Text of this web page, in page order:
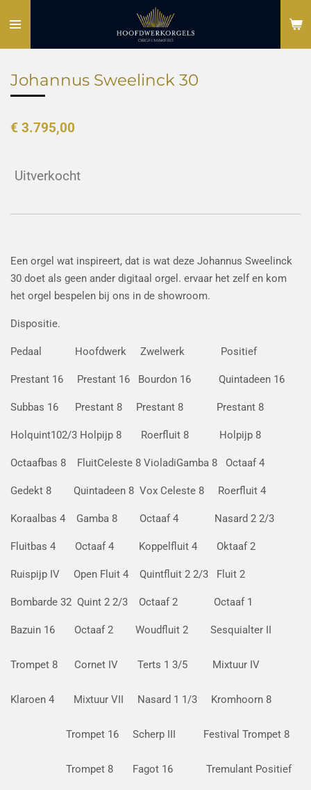
direct
naar
hoofdinhoud
Johannus Sweelinck 30
€ 3.795,00
Uitverkocht
Een orgel wat inspireert, dat is wat deze Johannus Sweelinck
30 doet als geen ander digitaal orgel. ervaar het zelf en kom
het orgel bespelen bij ons in de showroom.
Dispositie.
Pedaal Hoofdwerk Zwelwerk Positief
Prestant 16 Prestant 16 Bourdon 16 Quintadeen 16
Subbas 16 Prestant 8 Prestant 8 Prestant 8
Holquint102/3 Holpijp 8 Roerfluit 8 Holpijp 8
Octaafbas 8 FluitCeleste 8 VioladiGamba 8 Octaaf 4
Gedekt 8 Quintadeen 8 Vox Celeste 8 Roerfluit 4
Koraalbas 4 Gamba 8 Octaaf 4 Nasard 2 2/3
Fluitbas 4 Octaaf 4 Koppelfluit 4 Oktaaf 2
Ruispijp IV Open Fluit 4 Quintfluit 2 2/3 Fluit 2
Bombarde 32 Quint 2 2/3 Octaaf 2 Octaaf 1
Bazuin 16 Octaaf 2 Woudfluit 2 Sesquialter II
Trompet 8 Cornet IV Terts 1 3/5 Mixtuur IV
Klaroen 4 Mixtuur VII Nasard 1 1/3 Kromhoorn 8
Trompet 16 Scherp III Festival Trompet 8
Trompet 8 Fagot 16 Tremulant Positief